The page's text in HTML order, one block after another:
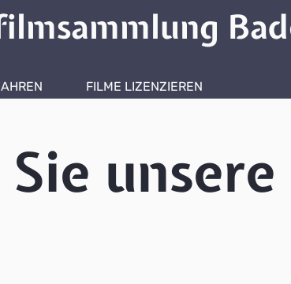
FILME LIZENZIEREN
unsere